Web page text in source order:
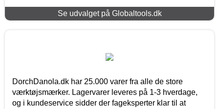
Se udvalget på Globaltools.dk
DorchDanola.dk har 25.000 varer fra alle de store
værktøjsmærker. Lagervarer leveres på 1-3 hverdage,
og i kundeservice sidder der fageksperter klar til at